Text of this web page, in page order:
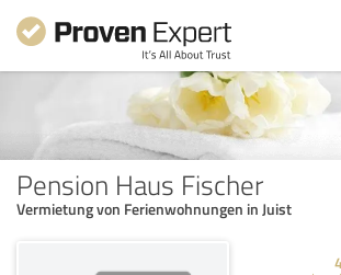
Pension Haus Fischer
Vermietung von Ferienwohnungen in Juist